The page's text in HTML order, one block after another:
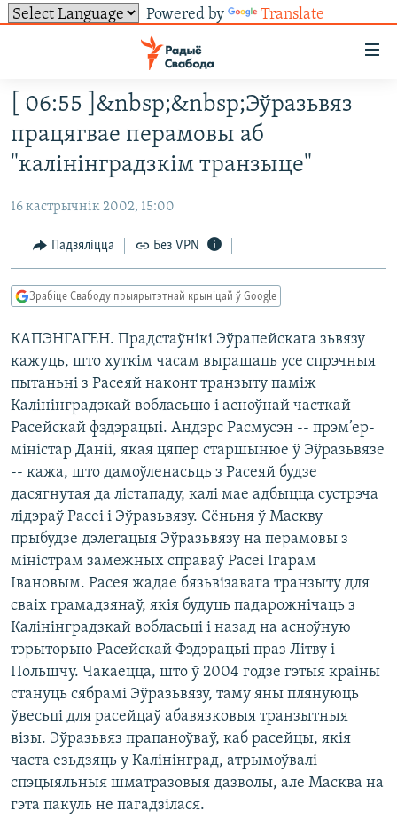
Powered by Translate
ўнівэрсальнага
доступу
да
галоўнага
Перайсьці
галоўнай
Перайсьці
пошуку
НАВІНЫ
ЛЮДЗІ
ПАЛІТЫКА
ВАЙНА
БЕЛАРУСЫ НА ВАЙНЕ
ПАЛІТВЯЗЬНІ
КУЛЬТУРА
ТОЛЬКІ НА СВАБОДЗЕ
БЛОГІ
ГІСТОРЫЯ НА СВАБОДЗЕ
КНІГІ
АЎДЫЁКНІГІ
PREMIUM
МОВА
НА ХВАЛЯХ СВАБОДЫ
АБЫСЬЦІ БЛЯКАВАНЬНЕ
ПАДЗЯЛІЦЦА ІНФАРМАЦЫЯЙ
ПАДПІСАЦЦА
RSS
FACEBOOK
TWITTER
Усе сайты РС/РСЭ
[ 06:55 ]&nbsp;&nbsp;Эўразьвяз
працягвае перамовы аб
"калінінградзкім транзыце"
16 кастрычнік 2002, 15:00
Падзяліцца Без VPN
Зрабіце Свабоду прыярытэтнай крыніцай ў Google
КАПЭНГАГЕН. Прадстаўнікі Эўрапейскага зьвязу
кажуць, што хуткім часам вырашаць усе спрэчныя
пытаньні з Расеяй наконт транзыту паміж
Калінінградзкай вобласьцю і асноўнай часткай
Расейскай фэдэрацыі. Андэрс Расмусэн -- прэм’ер-
міністар Даніі, якая цяпер старшынюе ў Эўразьвязе
-- кажа, што дамоўленасьць з Расеяй будзе
дасягнутая да лістападу, калі мае адбыцца сустрэча
лідэраў Расеі і Эўразьвязу. Сёньня ў Маскву
прыбудзе дэлегацыя Эўразьвязу на перамовы з
міністрам замежных справаў Расеі Ігарам
Івановым. Расея жадае бязьвізавага транзыту для
сваіх грамадзянаў, якія будуць падарожнічаць з
Калінінградзкай вобласьці і назад на асноўную
тэрыторыю Расейскай Фэдэрацыі праз Літву і
Польшчу. Чакаецца, што ў 2004 годзе гэтыя краіны
стануць сябрамі Эўразьвязу, таму яны плянуюць
ўвесьці для расейцаў абавязковыя транзытныя
візы. Эўразьвяз прапаноўваў, каб расейцы, якія
часта езьдзяць у Калінінград, атрымоўвалі
спэцыяльныя шматразовыя дазволы, але Масква на
гэта пакуль не пагадзілася.